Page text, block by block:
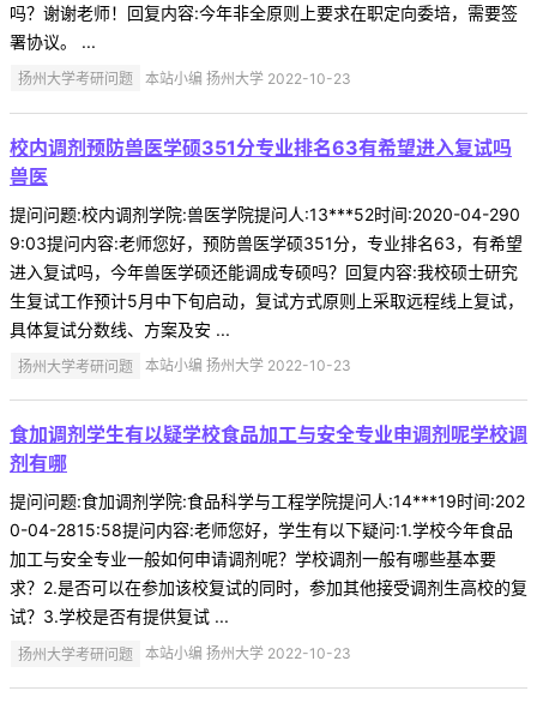
吗？谢谢老师！回复内容:今年非全原则上要求在职定向委培，需要签
署协议。 ...
扬州大学考研问题 本站小编 扬州大学 2022-10-23
校内调剂预防兽医学硕351分专业排名63有希望进入复试吗
兽医
提问问题:校内调剂学院:兽医学院提问人:13***52时间:2020-04-290
9:03提问内容:老师您好，预防兽医学硕351分，专业排名63，有希望
进入复试吗，今年兽医学硕还能调成专硕吗？回复内容:我校硕士研究
生复试工作预计5月中下旬启动，复试方式原则上采取远程线上复试，
具体复试分数线、方案及安 ...
扬州大学考研问题 本站小编 扬州大学 2022-10-23
食加调剂学生有以疑学校食品加工与安全专业申调剂呢学校调
剂有哪
提问问题:食加调剂学院:食品科学与工程学院提问人:14***19时间:202
0-04-2815:58提问内容:老师您好，学生有以下疑问:1.学校今年食品
加工与安全专业一般如何申请调剂呢？学校调剂一般有哪些基本要
求？2.是否可以在参加该校复试的同时，参加其他接受调剂生高校的复
试？3.学校是否有提供复试 ...
扬州大学考研问题 本站小编 扬州大学 2022-10-23